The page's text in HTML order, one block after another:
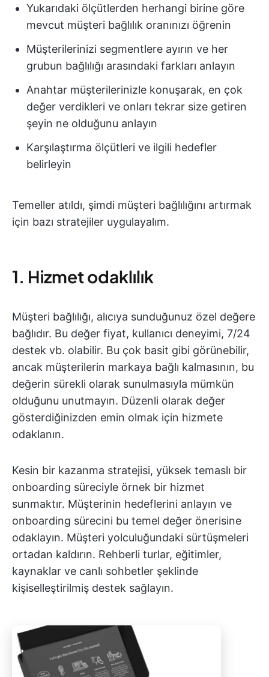
Yukarıdaki ölçütlerden herhangi birine göre
mevcut müşteri bağlılık oranınızı öğrenin
Müşterilerinizi segmentlere ayırın ve her
grubun bağlılığı arasındaki farkları anlayın
Anahtar müşterilerinizle konuşarak, en çok
değer verdikleri ve onları tekrar size getiren
şeyin ne olduğunu anlayın
Karşılaştırma ölçütleri ve ilgili hedefler
belirleyin
Temeller atıldı, şimdi müşteri bağlılığını artırmak
için bazı stratejiler uygulayalım.
1. Hizmet odaklılık
Müşteri bağlılığı, alıcıya sunduğunuz özel değere
bağlıdır. Bu değer fiyat, kullanıcı deneyimi, 7/24
destek vb. olabilir. Bu çok basit gibi görünebilir,
ancak müşterilerin markaya bağlı kalmasının, bu
değerin sürekli olarak sunulmasıyla mümkün
olduğunu unutmayın. Düzenli olarak değer
gösterdiğinizden emin olmak için hizmete
odaklanın.
Kesin bir kazanma stratejisi, yüksek temaslı bir
onboarding süreciyle örnek bir hizmet
sunmaktır. Müşterinin hedeflerini anlayın ve
onboarding sürecini bu temel değer önerisine
odaklayın. Müşteri yolculuğundaki sürtüşmeleri
ortadan kaldırın. Rehberli turlar, eğitimler,
kaynaklar ve canlı sohbetler şeklinde
kişiselleştirilmiş destek sağlayın.